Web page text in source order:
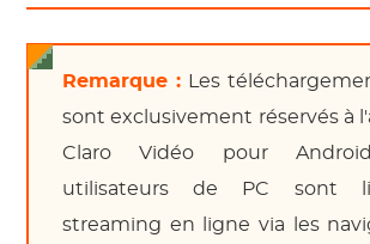
Remarque : Les
sont exclusivement réservés à
Claro Vidéo pour
utilisateurs de PC sont
streaming en ligne via les